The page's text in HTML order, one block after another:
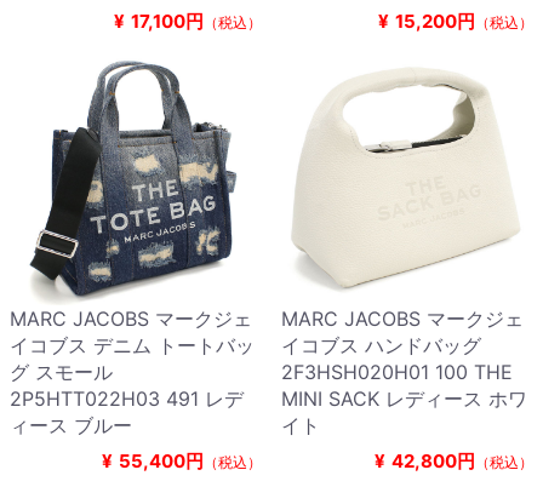
¥ 17,100円 （税込） ¥ 15,200円 （税込）
MARC JACOBS マークジェ
イコブス デニム トートバッ
グ スモール
2P5HTT022H03 491 レデ
ィース ブルー
¥ 55,400円 （税込）
MARC JACOBS マークジェ
イコブス ハンドバッグ
2F3HSH020H01 100 THE
MINI SACK レディース ホワ
イト
¥ 42,800円 （税込）